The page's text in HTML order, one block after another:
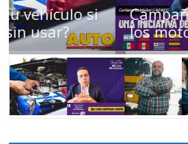
Campaña busca
los motociclistas en la